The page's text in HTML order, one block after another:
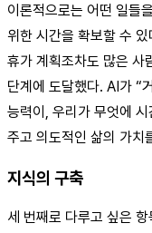
이론적으로는 어떤 일들
위한 시간을 확보할 수
휴가 계획조차도 많은 사
단계에 도달했다. AI가 “
능력이, 우리가 무엇에
주고 의도적인 삶의 가치
지식의 구축
세 번째로 다루고 싶은